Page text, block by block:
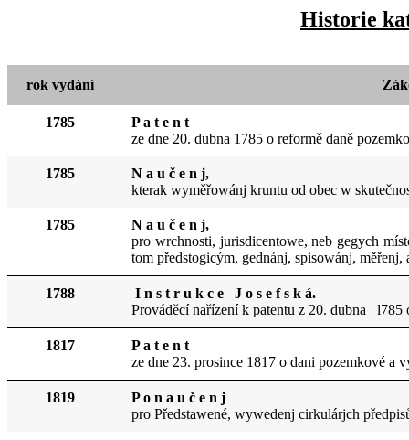
Historie
rok vydání
1785
P a t e n t
ze dne 20. dubna 1785 o reformě daně
1785
N a u č e n j,
kterak wyměřowánj kruntu od obec w
1785
N a u č e n j,
pro wrchnosti, jurisdicentowe, neb gegych
tom předstogicým, gednánj, spisowánj,
1788
I n s t r u k c e J o s e f s k á.
Prováděcí nařízení k patentu z 20. dubna
1817
P a t e n t
ze dne 23. prosince 1817 o dani pozemkové
1819
P o n a u č e n j
pro Předstawené, wywedenj cirkulárjch